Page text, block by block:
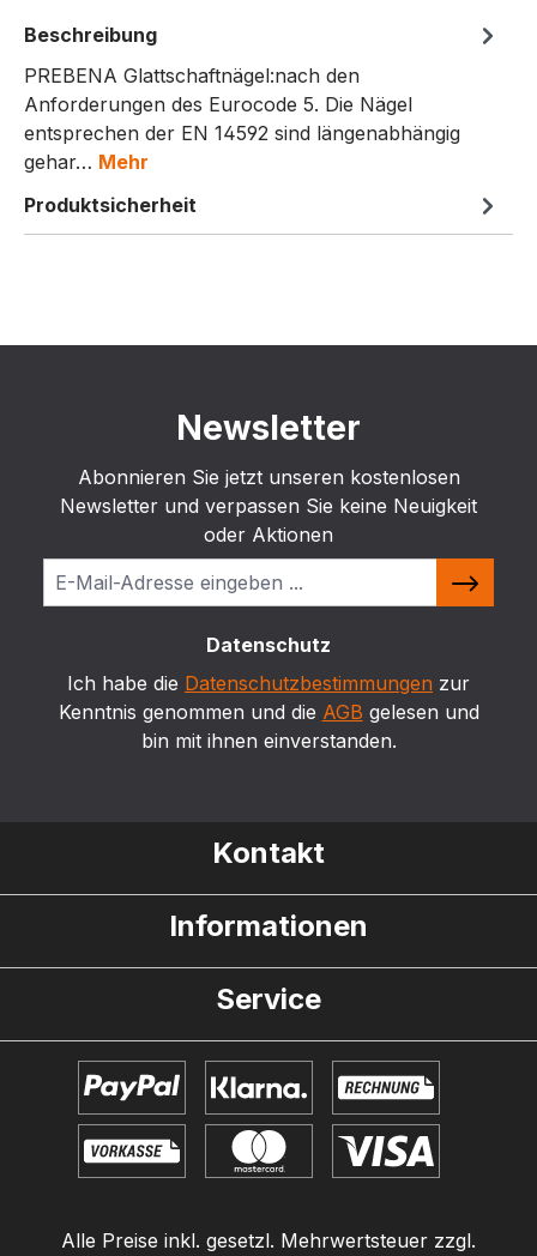
Beschreibung
PREBENA Glattschaftnägel:nach den
Anforderungen des Eurocode 5. Die Nägel
entsprechen der EN 14592 sind längenabhängig
gehar… Mehr
Produktsicherheit
Newsletter
Abonnieren Sie jetzt unseren kostenlosen
Newsletter und verpassen Sie keine Neuigkeit
oder Aktionen
Datenschutz
Ich habe die Datenschutzbestimmungen zur
Kenntnis genommen und die AGB gelesen und
bin mit ihnen einverstanden.
Kontakt
Informationen
Service
Alle Preise inkl. gesetzl. Mehrwertsteuer zzgl.